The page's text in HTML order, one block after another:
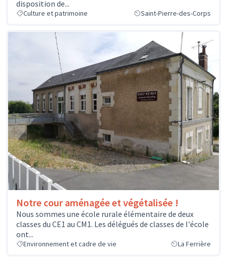
disposition de...
Culture et patrimoine Saint-Pierre-des-Corps
Notre cour aménagée et végétalisée !
Nous sommes une école rurale élémentaire de deux
classes du CE1 au CM1. Les délégués de classes de l'école
ont...
Environnement et cadre de vie La Ferrière